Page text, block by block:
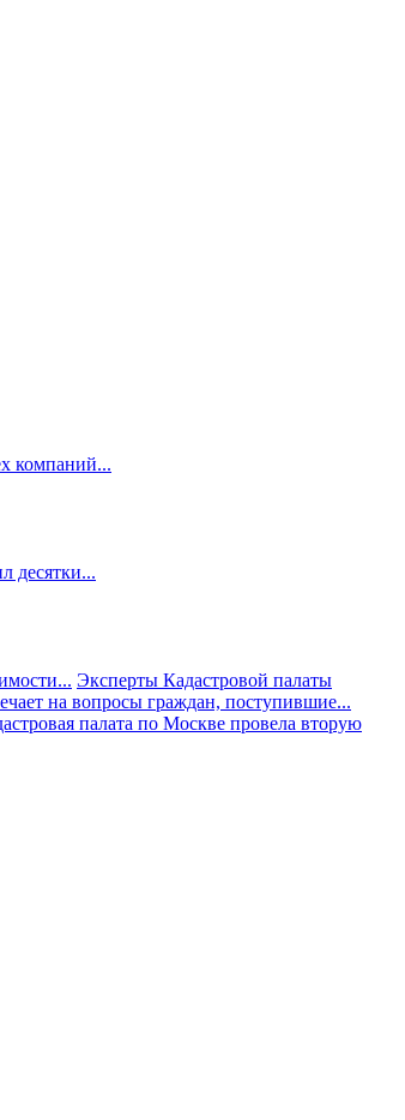
компаний...
десятки...
Эксперты Кадастровой палаты
на вопросы граждан, поступившие...
палата по Москве провела вторую